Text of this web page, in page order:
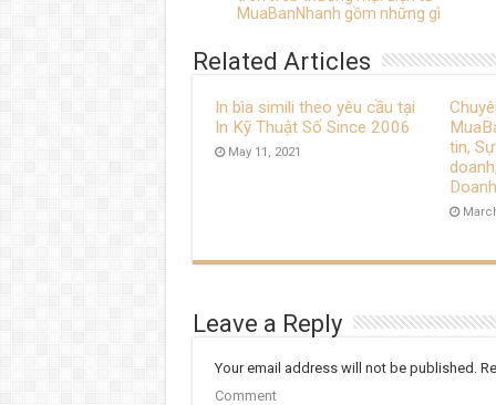
MuaBanNhanh gồm những gì
Related Articles
In bìa simili theo yêu cầu tại
In Kỹ Thuật Số Since 2006
May 11, 2021
tin,
Leave a Reply
Your email address will not be published.
Comment